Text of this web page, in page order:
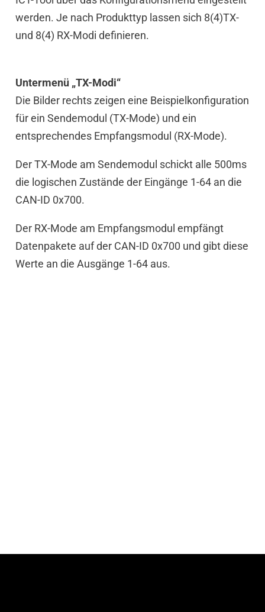
werden. Je nach Produkttyp lassen sich 8(4)TX-
und 8(4) RX-Modi definieren.
Untermenü „TX-Modi“
Die Bilder rechts zeigen eine Beispielkonfiguration
für ein Sendemodul (TX-Mode) und ein
entsprechendes Empfangsmodul (RX-Mode).
Der TX-Mode am Sendemodul schickt alle 500ms
die logischen Zustände der Eingänge 1-64 an die
CAN-ID 0x700.
Der RX-Mode am Empfangsmodul empfängt
Datenpakete auf der CAN-ID 0x700 und gibt diese
Werte an die Ausgänge 1-64 aus.